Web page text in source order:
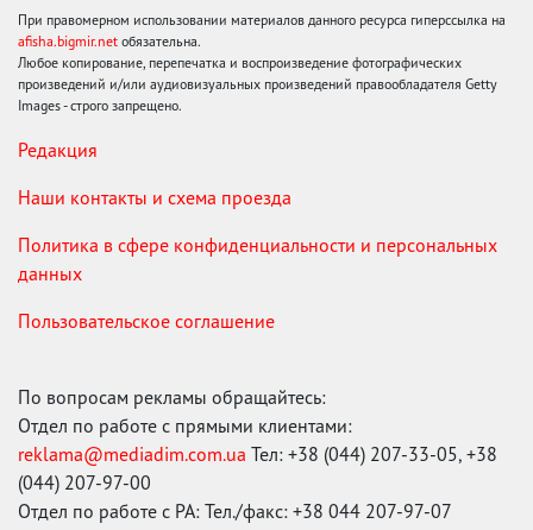
При правомерном использовании материалов данного ресурса гиперссылка на
afisha.bigmir.net обязательна.
Любое копирование, перепечатка и воспроизведение фотографических
произведений и/или аудиовизуальных произведений правообладателя Getty
Images - строго запрещено.
Редакция
Наши контакты и схема проезда
Политика в сфере конфиденциальности и персональных
данных
Пользовательское соглашение
По вопросам рекламы обращайтесь:
Отдел по работе с прямыми клиентами:
reklama@mediadim.com.ua Тел: +38 (044) 207-33-05, +38
(044) 207-97-00
Отдел по работе с РА: Тел./факс: +38 044 207-97-07